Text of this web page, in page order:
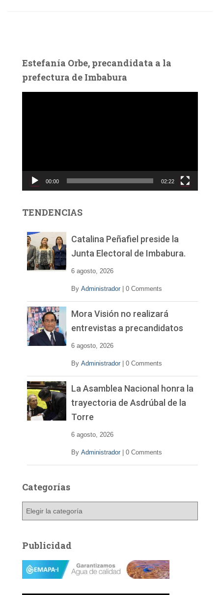
Estefanía Orbe, precandidata a la
prefectura de Imbabura
c
d
00:00 02:22
TENDENCIAS
Catalina Peñafiel preside la
Junta Electoral de Imbabura.
6 agosto, 2026
By Administrador 0 Comments
Mora Visión no realizará
entrevistas a precandidatos
6 agosto, 2026
By Administrador 0 Comments
La Asamblea Nacional honra la
trayectoria de Asdrúbal de la
Torre
6 agosto, 2026
By Administrador 0 Comments
Categorías
g
o
a
Publicidad